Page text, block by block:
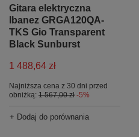
Gitara elektryczna
Ibanez GRGA120QA-
TKS Gio Transparent
Black Sunburst
1 488,64 zł
Najniższa cena z 30 dni przed
obniżką: 1 567,00 zł -5%
+ Dodaj do porównania